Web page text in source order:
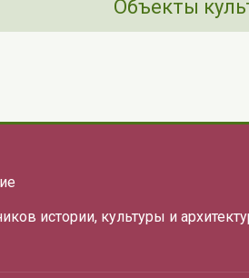
Объекты
истории, культуры и